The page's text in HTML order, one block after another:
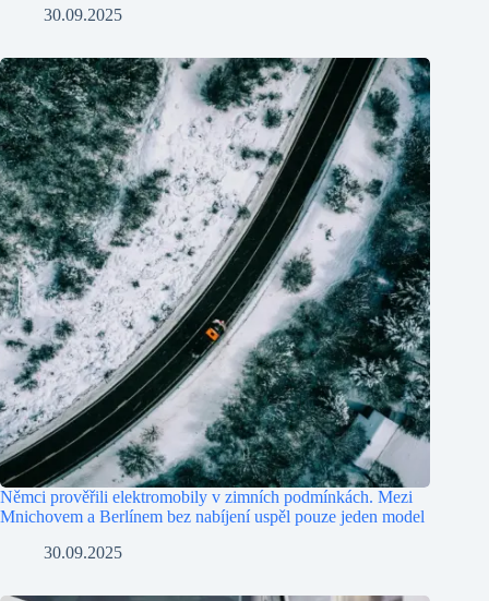
30.09.2025
Němci prověřili elektromobily v zimních podmínkách. Mezi
Mnichovem a Berlínem bez nabíjení uspěl pouze jeden model
30.09.2025